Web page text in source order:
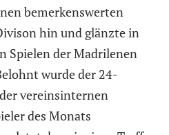
bemerkenswerten
hin und glänzte in
Spielen der Madrilenen
wurde der 24-
vereinsinternen
des Monats